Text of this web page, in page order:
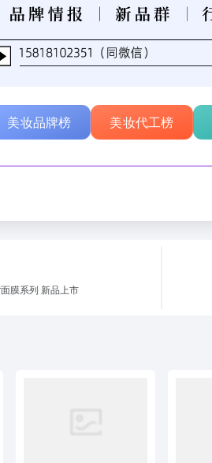
美妆品牌榜 美妆代工榜
膜系列 新品上市